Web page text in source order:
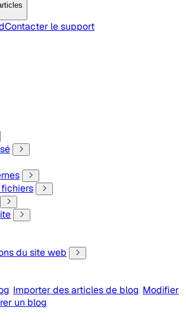
Contacter le support
du site web
Importer des articles de blog Modifier
un blog